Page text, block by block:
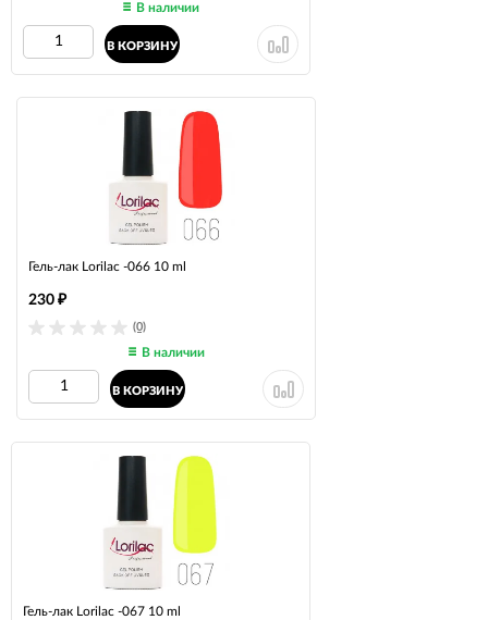
В наличии
В КОРЗИНУ
Гель-лак Lorilac -066 10 ml
(0)
230 ₽
В наличии
В КОРЗИНУ
Гель-лак Lorilac -067 10 ml